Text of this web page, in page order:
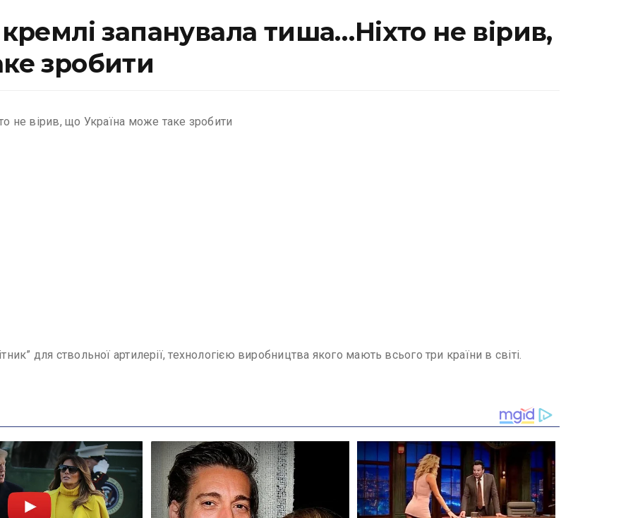
запанувала тиша…Ніхто не вірив,
зробити
не вірив, що Україна може таке зробити
для ствольної артилерії, технологією виробництва якого мають всього три країни в світі.